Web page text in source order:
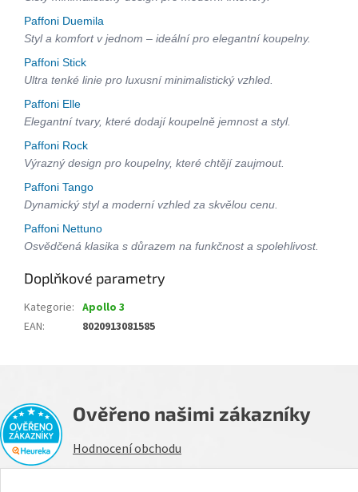
Paffoni Duemila
Styl a komfort v jednom – ideální pro elegantní koupelny.
Paffoni Stick
Ultra tenké linie pro luxusní minimalistický vzhled.
Paffoni Elle
Elegantní tvary, které dodají koupelně jemnost a styl.
Paffoni Rock
Výrazný design pro koupelny, které chtějí zaujmout.
Paffoni Tango
Dynamický styl a moderní vzhled za skvělou cenu.
Paffoni Nettuno
Osvědčená klasika s důrazem na funkčnost a spolehlivost.
Doplňkové parametry
Kategorie: Apollo 3
EAN: 8020913081585
Ověřeno našimi zákazníky
Hodnocení obchodu